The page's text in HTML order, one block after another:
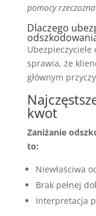
pomocy
Dlaczego
Ubezpieczyciele
sprawia, że
głównym
kwot
Zaniżanie
to:
Niewłaściwa
Brak pełnej
Interpretacja